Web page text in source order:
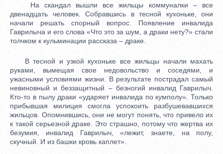
На скандал вышли все жильцы коммуналки – все
двенадцать человек. Собравшись в тесной кухоньке, они
начали решать спорный вопрос. Появление инвалида
Гаврилыча и его слова «Что это за шум, а драки нету?» стали
толчком к кульминации рассказа – драке.
В тесной и узкой кухоньке все жильцы начали махать
руками, вымещая свое недовольство и соседями, и
ужасными условиями жизни. В результате пострадал самый
невиновный и беззащитный – безногий инвалид Гаврилыч.
Кто-то в пылу драки «ударяет инвалида по кумполу». Только
прибывшая милиция смогла успокоить разбушевавшихся
жильцов. Опомнившись, они не могут понять, что привело их
к такой серьезной драке. Это страшно, потому что жертва их
безумия, инвалид Гаврилыч, «лежит, знаете, на полу,
скучный. И из башки кровь каплет».